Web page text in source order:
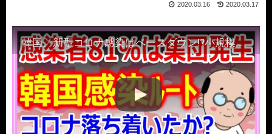
2020.03.17
2020.03.16
韓国、新型コロナ感染はペースダウン!?小規模施設では感染が相次ぐ